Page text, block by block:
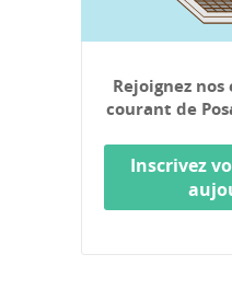
Rejoignez
courant de
Inscrivez